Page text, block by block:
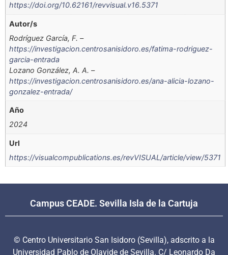
https://doi.org/10.62161/revvisual.v16.5371
Autor/s
Rodríguez García, F. –
https://investigacion.centrosanisidoro.es/fatima-rodriguez-
garcia-entrada
Lozano González, A. A. –
https://investigacion.centrosanisidoro.es/ana-alicia-lozano-
gonzalez-entrada/
Año
2024
Url
https://visualcompublications.es/revVISUAL/article/view/5371
Campus CEADE. Sevilla Isla de la Cartuja
© Centro Universitario San Isidoro (Sevilla), adscrito a la
Universidad Pablo de Olavide de Sevilla. C/ Leonardo Da